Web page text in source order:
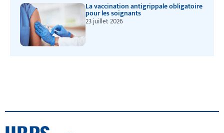
La vaccination antigrippale obligatoire
pour les soignants
23 juillet 2026